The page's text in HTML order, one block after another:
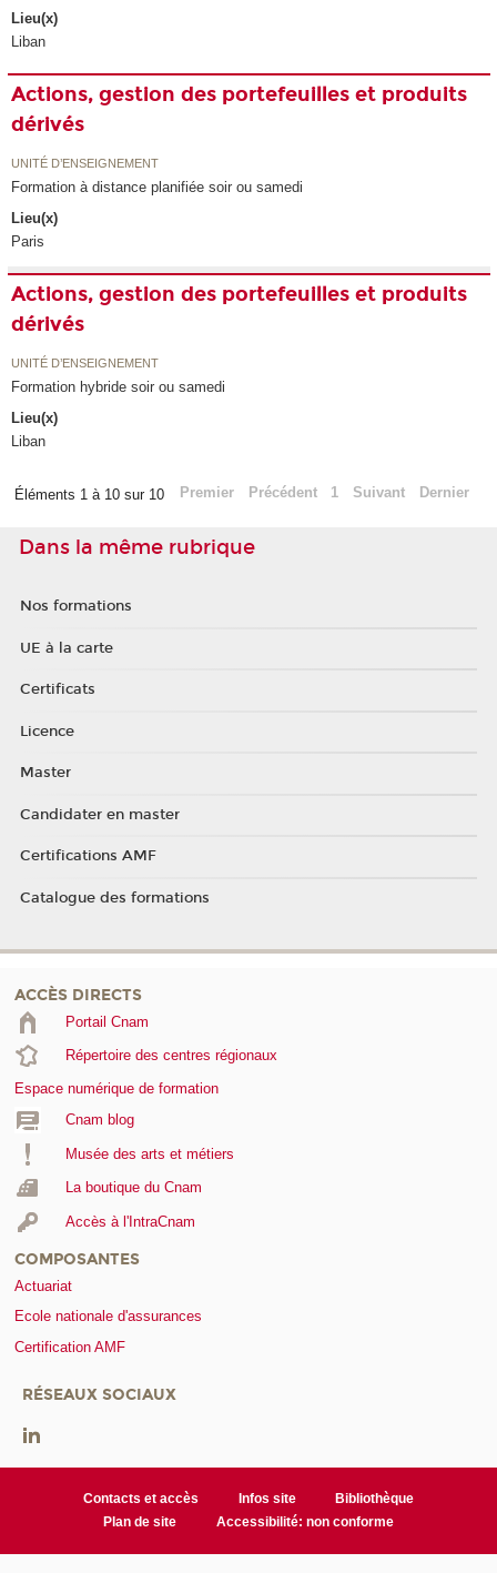
Lieu(x)
Liban
Actions, gestion des portefeuilles et produits
dérivés
UNITÉ D’ENSEIGNEMENT
Formation à distance planifiée soir ou samedi
Lieu(x)
Paris
Actions, gestion des portefeuilles et produits
dérivés
UNITÉ D’ENSEIGNEMENT
Formation hybride soir ou samedi
Lieu(x)
Liban
Éléments 1 à 10 sur 10 Premier Précédent 1 Suivant Dernier
Dans la même rubrique
Nos formations
UE à la carte
Certificats
Licence
Master
Candidater en master
Certifications AMF
Catalogue des formations
ACCÈS DIRECTS
Portail Cnam
Répertoire des centres régionaux
Espace numérique de formation
Cnam blog
Musée des arts et métiers
La boutique du Cnam
Accès à l'IntraCnam
COMPOSANTES
Actuariat
Ecole nationale d'assurances
Certification AMF
RÉSEAUX SOCIAUX
Contacts et accès Infos site
Bibliothèque
Plan de site
Accessibilité: non conforme